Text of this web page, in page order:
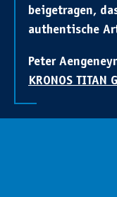
beigetragen,
authentische
Peter
KRONOS TITAN